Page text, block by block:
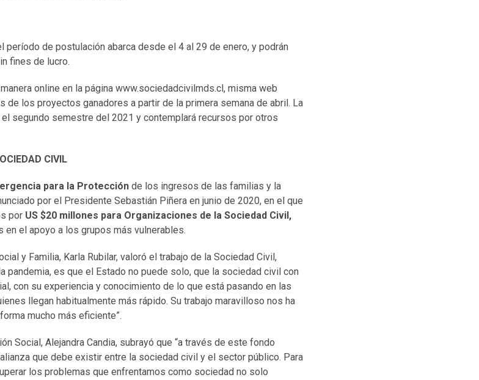
período de postulación abarca desde el 4 al 29 de enero, y podrán
fines de lucro.
online en la página www.sociedadcivilmds.cl, misma web
de los proyectos ganadores a partir de la primera semana de abril. La
segundo semestre del 2021 y contemplará recursos por otros
CIVIL
para la Protección de los ingresos de las familias y la
por el Presidente Sebastián Piñera en junio de 2020, en el que
por US $20 millones para Organizaciones de la Sociedad Civil,
el apoyo a los grupos más vulnerables.
y Familia, Karla Rubilar, valoró el trabajo de la Sociedad Civil,
pandemia, es que el Estado no puede solo, que la sociedad civil con
con su experiencia y conocimiento de lo que está pasando en las
llegan habitualmente más rápido. Su trabajo maravilloso nos ha
mucho más eficiente”.
Social, Alejandra Candia, subrayó que “a través de este fondo
que debe existir entre la sociedad civil y el sector público. Para
los problemas que enfrentamos como sociedad no solo